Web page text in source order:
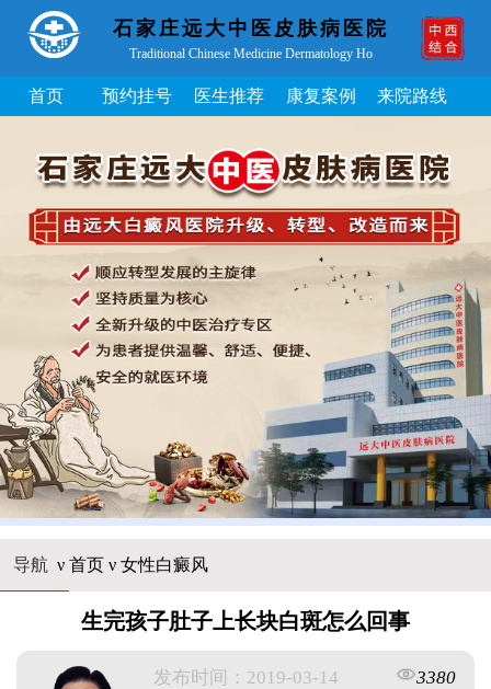
石家庄远大中医皮肤病医院
Traditional Chinese Medicine Dermatology Ho
首页 预约挂号 医生推荐 康复案例 来院路线
导航 ν 首页ν 女性白癜风
生完孩子肚子上长块白斑怎么回事
发布时间：2019-03-14
3380